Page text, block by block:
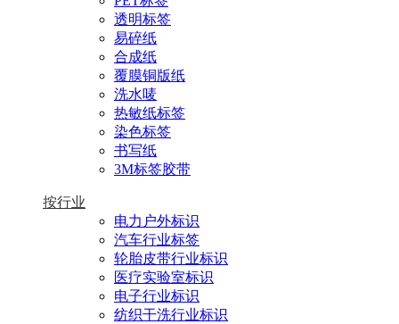
透明标签
易碎纸
合成纸
覆膜铜版纸
洗水唛
热敏纸标签
染色标签
书写纸
3M标签胶带
按行业
电力户外标识
汽车行业标签
轮胎皮带行业标识
医疗实验室标识
电子行业标识
纺织干洗行业标识